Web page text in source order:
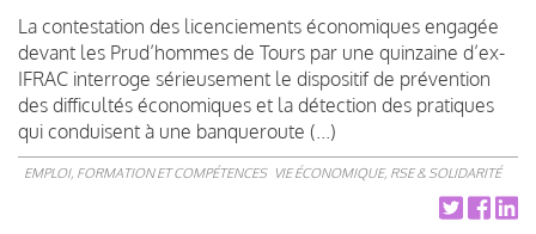
La contestation des licenciements économiques engagée
devant les Prud’hommes de Tours par une quinzaine d’ex-
IFRAC interroge sérieusement le dispositif de prévention
des difficultés économiques et la détection des pratiques
qui conduisent à une banqueroute (...)
EMPLOI, FORMATION ET COMPÉTENCES VIE ÉCONOMIQUE, RSE & SOLIDARITÉ